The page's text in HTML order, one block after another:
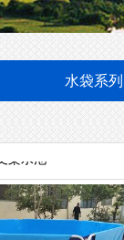
水袋系列
支架水池